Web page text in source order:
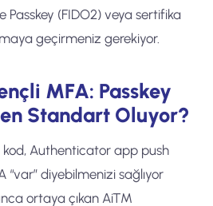
Passkey (FIDO2) veya sertifika
geçirmeniz gerekiyor.
MFA: Passkey
Standart Oluyor?
kod, Authenticator app push
diyebilmenizi sağlıyor
ortaya çıkan AiTM